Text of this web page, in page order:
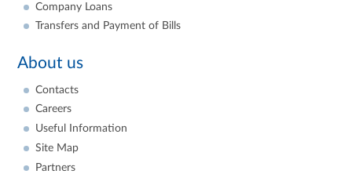
Company Loans
Transfers and Payment of Bills
About us
Contacts
Careers
Useful Information
Site Map
Partners